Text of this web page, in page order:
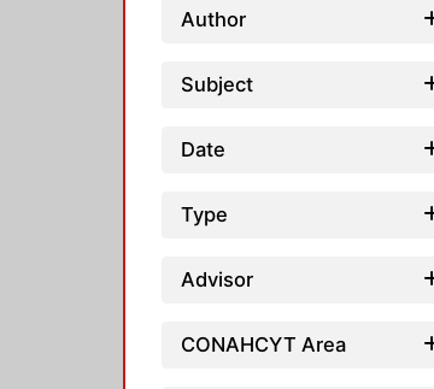
Author
Subject
Date
Type
Advisor
CONAHCYT Area